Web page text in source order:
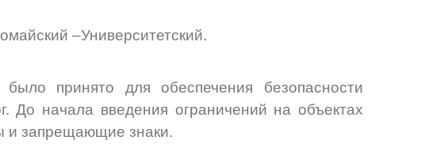
–Университетский.
принято для обеспечения безопасности
До начала введения ограничений на объектах
запрещающие знаки.